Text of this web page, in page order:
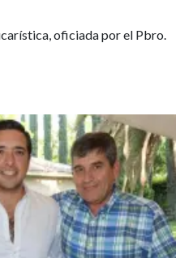
oficiada por el Pbro.